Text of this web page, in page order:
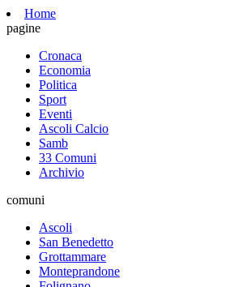
Home
pagine
Cronaca
Economia
Politica
Sport
Eventi
Ascoli Calcio
Samb
33 Comuni
Archivio
comuni
Ascoli
San Benedetto
Grottammare
Monteprandone